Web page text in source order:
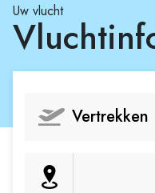
Uw vlucht
Vertrekken